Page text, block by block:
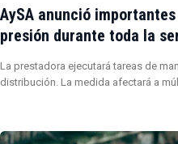
AySA anunció
presión durante toda la
La prestadora ejecutará tareas de
distribución. La medida afectará a